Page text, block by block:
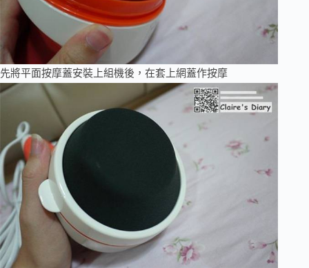
先將平面按摩蓋安裝上組機後，在套上網蓋作按摩